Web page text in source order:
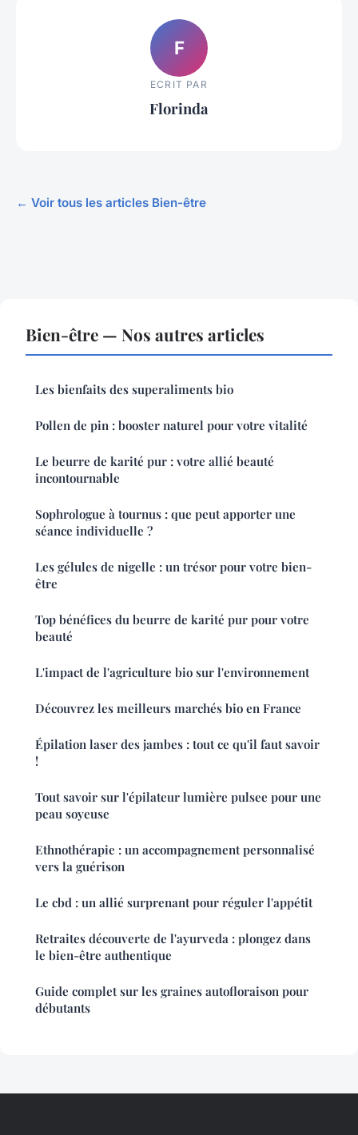
F
ECRIT PAR
Florinda
← Voir tous les articles Bien-être
Bien-être — Nos autres articles
Les bienfaits des superaliments bio
Pollen de pin : booster naturel pour votre vitalité
Le beurre de karité pur : votre allié beauté
incontournable
Sophrologue à tournus : que peut apporter une
séance individuelle ?
Les gélules de nigelle : un trésor pour votre bien-
être
Top bénéfices du beurre de karité pur pour votre
beauté
L'impact de l'agriculture bio sur l'environnement
Découvrez les meilleurs marchés bio en France
Épilation laser des jambes : tout ce qu'il faut savoir
!
Tout savoir sur l'épilateur lumière pulsee pour une
peau soyeuse
Ethnothérapie : un accompagnement personnalisé
vers la guérison
Le cbd : un allié surprenant pour réguler l'appétit
Retraites découverte de l'ayurveda : plongez dans
le bien-être authentique
Guide complet sur les graines autofloraison pour
débutants